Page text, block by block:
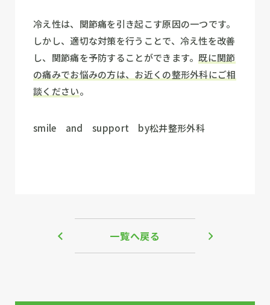
冷え性は、関節痛を引き起こす原因の一つです。
しかし、適切な対策を行うことで、冷え性を改善
し、関節痛を予防することができます。既に関節
の痛みでお悩みの方は、お近くの整形外科にご相
談ください。
smile and support by松井整形外科
一覧へ戻る